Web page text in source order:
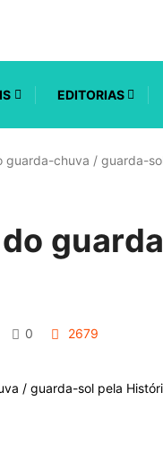
EDITORIAS
guarda-chuva / guarda-
0 2679